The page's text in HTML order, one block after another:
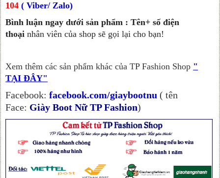
104 ( Viber/ Zalo)
Bình luận ngay dưới sản phẩm : Tên+ số điện
thoại nhân viên của shop sẽ gọi lại cho bạn!
Xem thêm các sản phẩm khác của TP Fashion Shop "
TẠI ĐÂY"
Facebook:facebook.com/giaybootnu ( tên
Face: Giày Boot Nữ TP Fashion)